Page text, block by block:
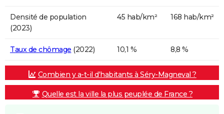
Densité de population
(2023)
45 hab/km² 168 hab/km²
Taux de chômage (2022) 10,1 % 8,8 %
Combien y a-t-il d'habitants à Séry-Magneval ?
Quelle est la ville la plus peuplée de France ?